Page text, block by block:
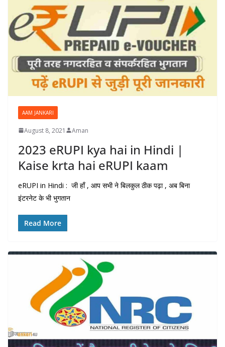
AAM JANKARI
August 8, 2021 Aman
2023 eRUPI kya hai in Hindi |
Kaise krta hai eRUPI kaam
eRUPI in Hindi : जी हाँ , आप सभी ने बिलकुल ठीक पढ़ा , अब बिना
इंटरनेट के भी भुगतान
Read More